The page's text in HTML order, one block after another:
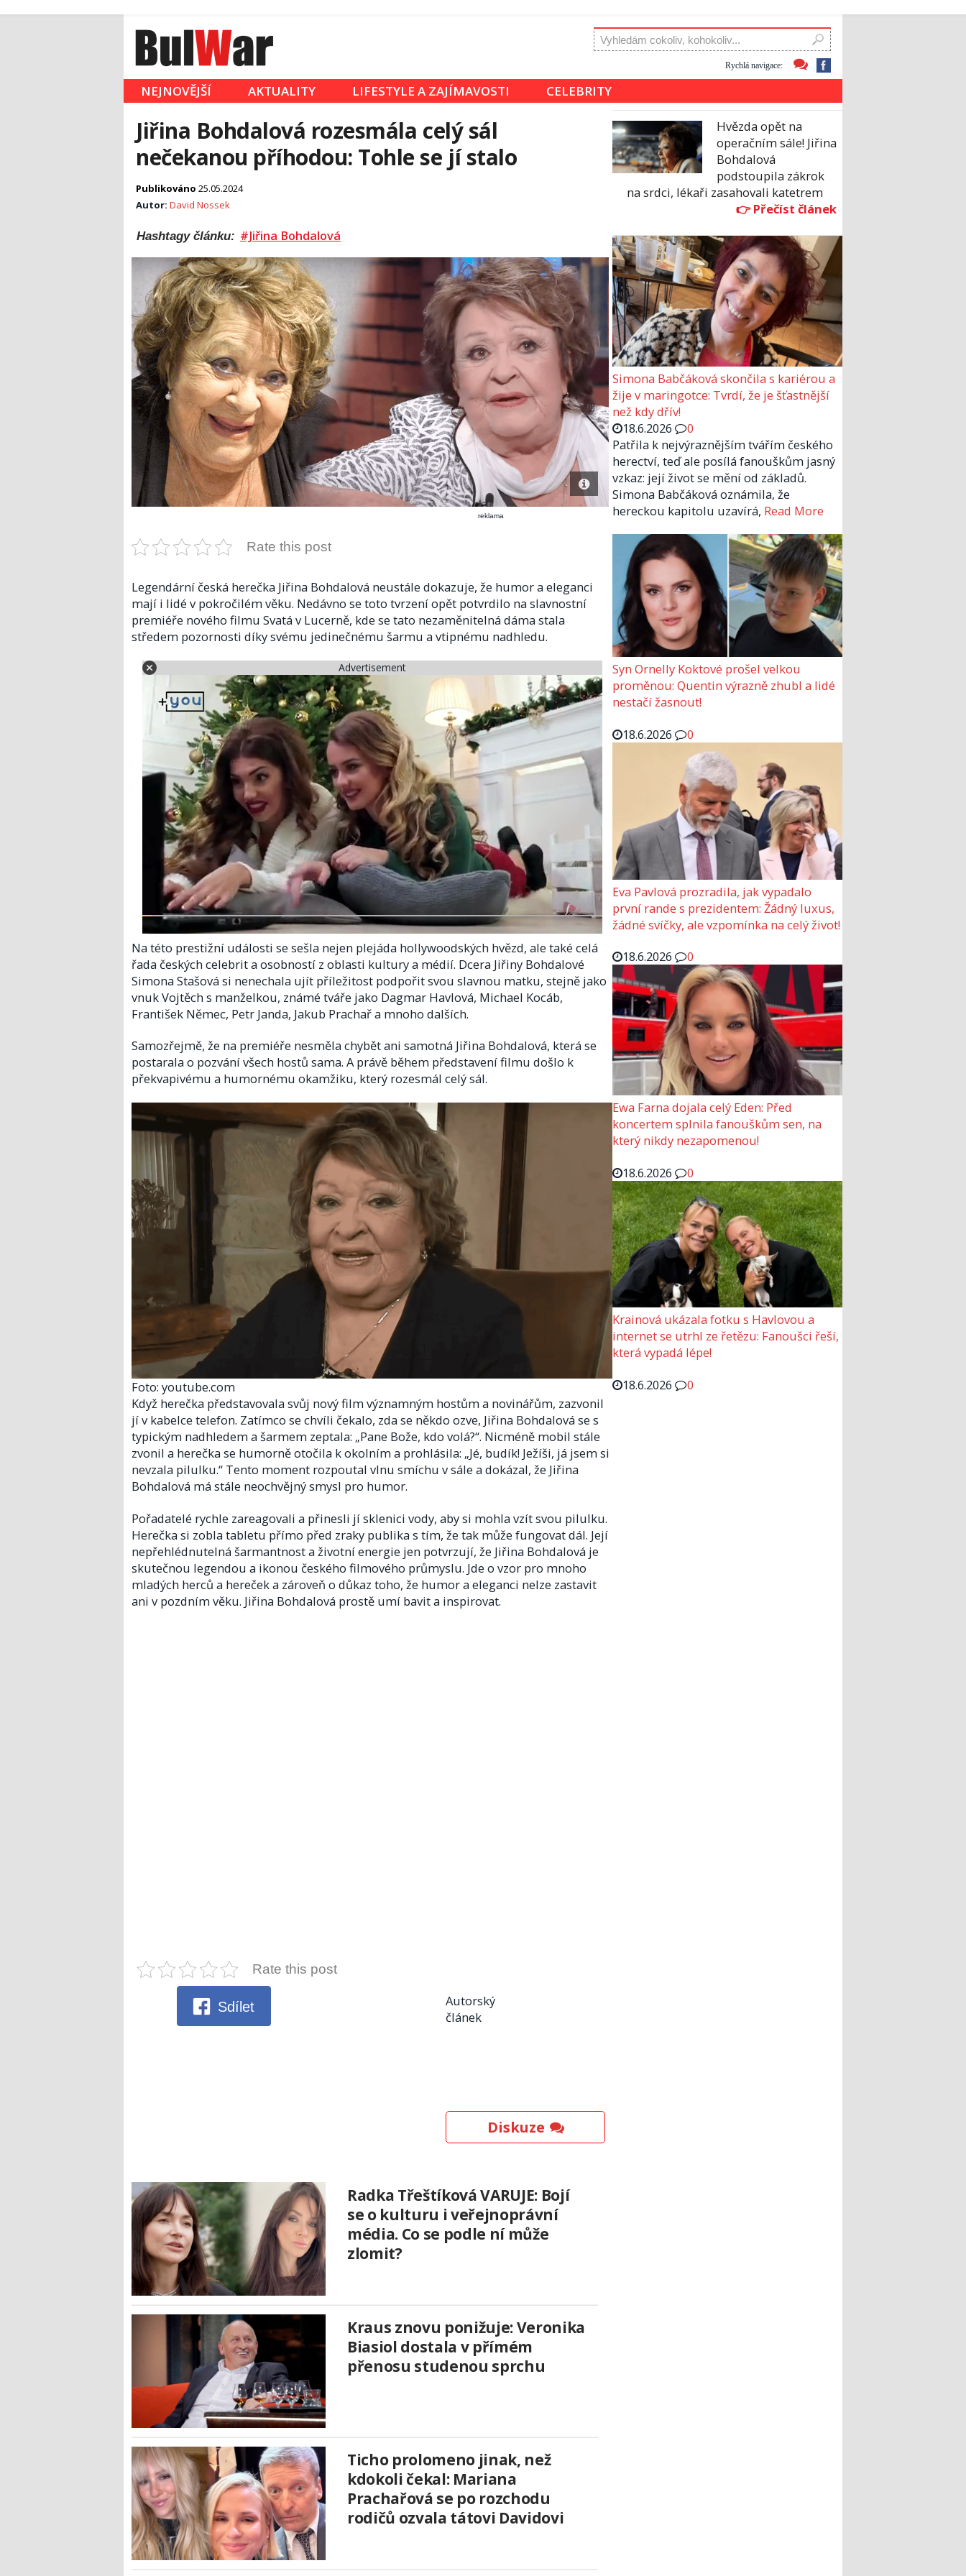
Rychlá navigace:
NEJNOVĚJŠÍ AKTUALITY LIFESTYLE A ZAJÍMAVOSTI CELEBRITY
Jiřina Bohdalová rozesmála celý sál
nečekanou příhodou: Tohle se jí stalo
Publikováno 25.05.2024
Autor: David Nossek
Hashtagy článku: #Jiřina Bohdalová
reklama
Rate this post
Legendární česká herečka Jiřina Bohdalová neustále dokazuje, že humor a eleganci
mají i lidé v pokročilém věku. Nedávno se toto tvrzení opět potvrdilo na slavnostní
premiéře nového filmu Svatá v Lucerně, kde se tato nezaměnitelná dáma stala
středem pozornosti díky svému jedinečnému šarmu a vtipnému nadhledu.
Advertisement
Na této prestižní události se sešla nejen plejáda hollywoodských hvězd, ale také celá
řada českých celebrit a osobností z oblasti kultury a médií. Dcera Jiřiny Bohdalové
Simona Stašová si nenechala ujít příležitost podpořit svou slavnou matku, stejně jako
vnuk Vojtěch s manželkou, známé tváře jako Dagmar Havlová, Michael Kocáb,
František Němec, Petr Janda, Jakub Prachař a mnoho dalších.
Samozřejmě, že na premiéře nesměla chybět ani samotná Jiřina Bohdalová, která se
postarala o pozvání všech hostů sama. A právě během představení filmu došlo k
překvapivému a humornému okamžiku, který rozesmál celý sál.
Foto: youtube.com
Když herečka představovala svůj nový film významným hostům a novinářům, zazvonil
jí v kabelce telefon. Zatímco se chvíli čekalo, zda se někdo ozve, Jiřina Bohdalová se s
typickým nadhledem a šarmem zeptala: „Pane Bože, kdo volá?“. Nicméně mobil stále
zvonil a herečka se humorně otočila k okolním a prohlásila: „Jé, budík! Ježíši, já jsem si
nevzala pilulku.“ Tento moment rozpoutal vlnu smíchu v sále a dokázal, že Jiřina
Bohdalová má stále neochvějný smysl pro humor.
Pořadatelé rychle zareagovali a přinesli jí sklenici vody, aby si mohla vzít svou pilulku.
Herečka si zobla tabletu přímo před zraky publika s tím, že tak může fungovat dál. Její
nepřehlédnutelná šarmantnost a životní energie jen potvrzují, že Jiřina Bohdalová je
skutečnou legendou a ikonou českého filmového průmyslu. Jde o vzor pro mnoho
mladých herců a hereček a zároveň o důkaz toho, že humor a eleganci nelze zastavit
ani v pozdním věku. Jiřina Bohdalová prostě umí bavit a inspirovat.
Rate this post
Sdílet
Autorský
článek
Diskuze
Radka Třeštíková VARUJE: Bojí
se o kulturu i veřejnoprávní
média. Co se podle ní může
zlomit?
Kraus znovu ponižuje: Veronika
Biasiol dostala v přímém
přenosu studenou sprchu
Ticho prolomeno jinak, než
kdokoli čekal: Mariana
Prachařová se po rozchodu
rodičů ozvala tátovi Davidovi
Hvězda opět na
operačním sále! Jiřina
Bohdalová
podstoupila zákrok
na srdci, lékaři zasahovali katetrem
Simona Babčáková skončila s kariérou a
žije v maringotce: Tvrdí, že je šťastnější
než kdy dřív!
18.6.2026
0
Patřila k nejvýraznějším tvářím českého
herectví, teď ale posílá fanouškům jasný
vzkaz: její život se mění od základů.
Simona Babčáková oznámila, že
hereckou kapitolu uzavírá, Read More
Syn Ornelly Koktové prošel velkou
proměnou: Quentin výrazně zhubl a lidé
nestačí žasnout!
18.6.2026
0
Eva Pavlová prozradila, jak vypadalo
první rande s prezidentem: Žádný luxus,
žádné svíčky, ale vzpomínka na celý život!
18.6.2026
0
Ewa Farna dojala celý Eden: Před
koncertem splnila fanouškům sen, na
který nikdy nezapomenou!
18.6.2026
0
Krainová ukázala fotku s Havlovou a
internet se utrhl ze řetězu: Fanoušci řeší,
která vypadá lépe!
18.6.2026
0